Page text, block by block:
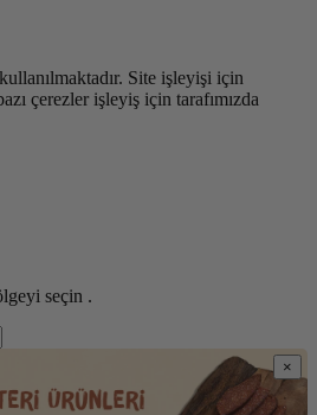
Site işleyişi için
çerezler işleyiş için tarafımızda
seçin .
×